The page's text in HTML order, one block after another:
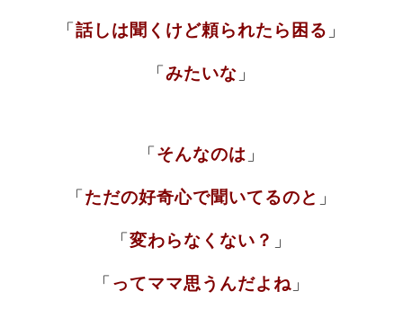
「話しは聞くけど頼られたら困る 」
「みたいな 」
「 そんなのは 」
「 ただの好奇心で聞いてるのと 」
「変わらなくない？ 」
「 ってママ思うんだよね 」